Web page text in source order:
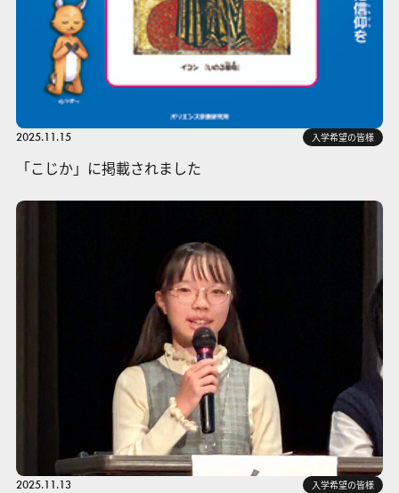
2025.11.15 入学希望の皆様
「こじか」に掲載されました
2025.11.13 入学希望の皆様